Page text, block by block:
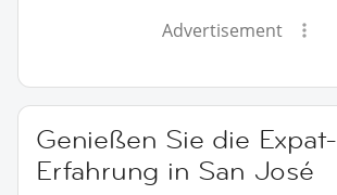
Advertisement
Genießen Sie die Expat-
Erfahrung in San José